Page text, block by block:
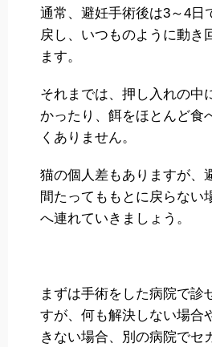
通常、避妊手術後は3～4日
戻し、いつものように動き
ます。
それまでは、押し入れの中
かったり、餌をほとんど食
くありません。
猫の個人差もありますが、
間たってももとに戻らない
へ連れていきましょう。
まずは手術をした病院で診
すが、何も解決しない場合
きない場合、別の病院でセ